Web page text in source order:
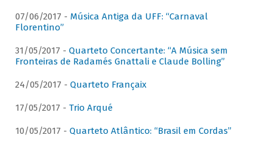
07/06/2017 - Música Antiga da UFF: “Carnaval
Florentino”
31/05/2017 - Quarteto Concertante: “A Música sem
Fronteiras de Radamés Gnattali e Claude Bolling”
24/05/2017 - Quarteto Françaix
17/05/2017 - Trio Arqué
10/05/2017 - Quarteto Atlântico: “Brasil em Cordas”